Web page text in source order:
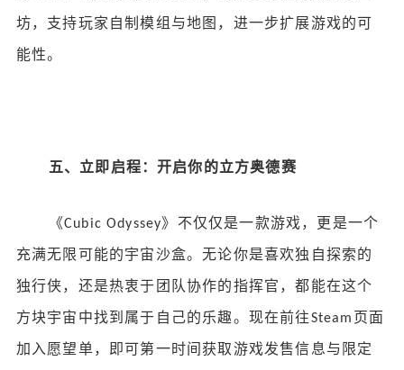
坊，支持玩家自制模组与地图，进一步扩展游戏的可
能性。
五、立即启程：开启你的立方奥德赛
《Cubic Odyssey》不仅仅是一款游戏，更是一个
充满无限可能的宇宙沙盒。无论你是喜欢独自探索的
独行侠，还是热衷于团队协作的指挥官，都能在这个
方块宇宙中找到属于自己的乐趣。现在前往Steam 页面
加入愿望单，即可第一时间获取游戏发售信息与限定